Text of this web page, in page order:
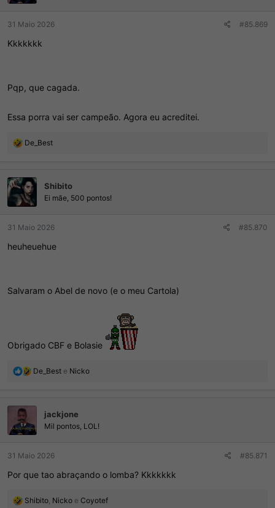
s
31 Maio 2026 #85.869
Kkkkkkk
Pqp, que cagada.
Essa porra vai ser campeão. Agora eu acreditei.
R
ç
õ
e
s
De_Best
Shibito
Ei mãe, 500 pontos!
31 Maio 2026 #85.870
heuheuehue
Salvaram o Abel de novo (e o meu Cartola)
Obrigado CBF e Bolasie
R
ç
e
s
De_Best e Nicko
jackjone
Mil pontos, LOL!
31 Maio 2026 #85.871
Por que tao abraçando o lomba? Kkkkkkk
R
Shibito, Nicko e Coyotef